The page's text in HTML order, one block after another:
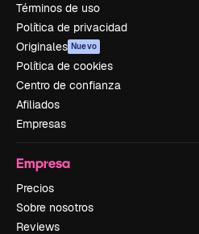
Términos de uso
Política de privacidad
Originales Nuevo
Política de cookies
Centro de confianza
Afiliados
Empresas
Empresa
Precios
Sobre nosotros
Reviews